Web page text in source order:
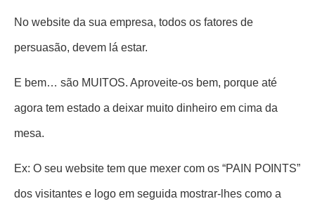
No website da sua empresa, todos os fatores de
persuasão, devem lá estar.
E bem… são MUITOS. Aproveite-os bem, porque até
agora tem estado a deixar muito dinheiro em cima da
mesa.
Ex: O seu website tem que mexer com os “PAIN POINTS”
dos visitantes e logo em seguida mostrar-lhes como a